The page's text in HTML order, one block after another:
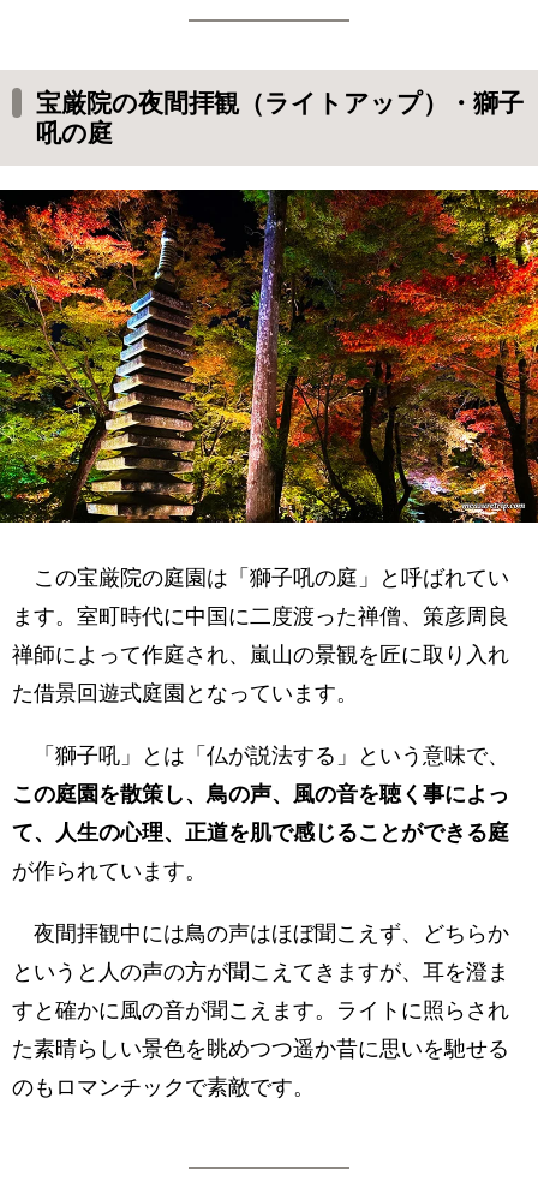
宝厳院の夜間拝観（ライトアップ）・獅子
吼の庭
この宝厳院の庭園は「獅子吼の庭」と呼ばれてい
ます。室町時代に中国に二度渡った禅僧、策彦周良
禅師によって作庭され、嵐山の景観を匠に取り入れ
た借景回遊式庭園となっています。
「獅子吼」とは「仏が説法する」という意味で、
この庭園を散策し、鳥の声、風の音を聴く事によっ
て、人生の心理、正道を肌で感じることができる庭
が作られています。
夜間拝観中には鳥の声はほぼ聞こえず、どちらか
というと人の声の方が聞こえてきますが、耳を澄ま
すと確かに風の音が聞こえます。ライトに照らされ
た素晴らしい景色を眺めつつ遥か昔に思いを馳せる
のもロマンチックで素敵です。